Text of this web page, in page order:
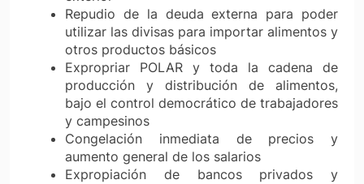
Repudio de la deuda externa para poder
utilizar las divisas para importar alimentos y
otros productos básicos
Expropriar POLAR y toda la cadena de
producción y distribución de alimentos,
bajo el control democrático de trabajadores
y campesinos
Congelación inmediata de precios y
aumento general de los salarios
Expropiación de bancos privados y